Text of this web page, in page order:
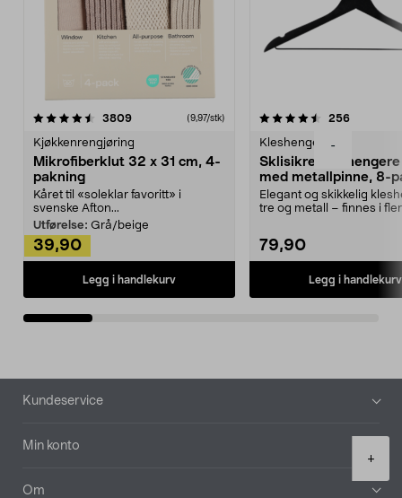
-
+
3809anmeldelser(9,97/stk)
Kjøkkenrengjøring
Mikrofiberklut 32 x 31 cm, 4-
pakning
Kåret til «soleklar favoritt» i
svenske Afton...
Utførelse: Grå/beige
39,90
Legg i handlekurv
4.5av 5 stjerner 256
Kleshengere
Sklisikre
med metallpinne, 8-
Elegant og skikkelig
tre og metall – finnes i
79,90
Legg i handlekurv
4.5av 5 stjerner
Bunntekst
Kundeservice
Min konto
Om